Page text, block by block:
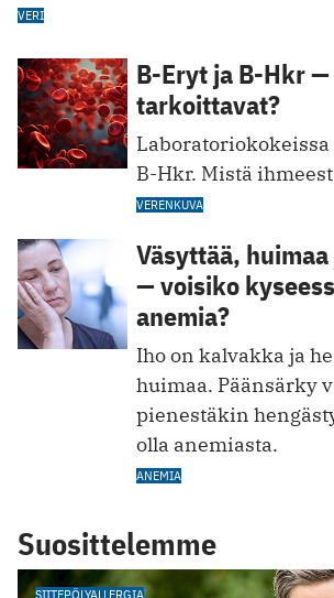
VERI
B-Eryt ja B-Hkr
tarkoittavat?
B-Hkr. Mistä
VERENKUVA
Väsyttää,
— voisiko
anemia?
Iho on kalvakka ja
huimaa. Päänsärky
pienestäkin
olla anemiasta.
ANEMIA
Suosittelemme
SIITEPÖLYALLERGIA